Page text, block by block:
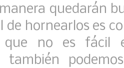
quedarán
de hornearlos es
que no es fácil
también